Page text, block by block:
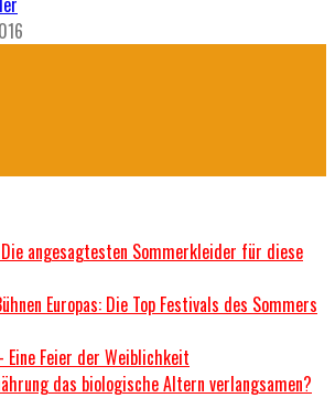
angesagtesten Sommerkleider für diese
Europas: Die Top Festivals des Sommers
Feier der Weiblichkeit
das biologische Altern verlangsamen?